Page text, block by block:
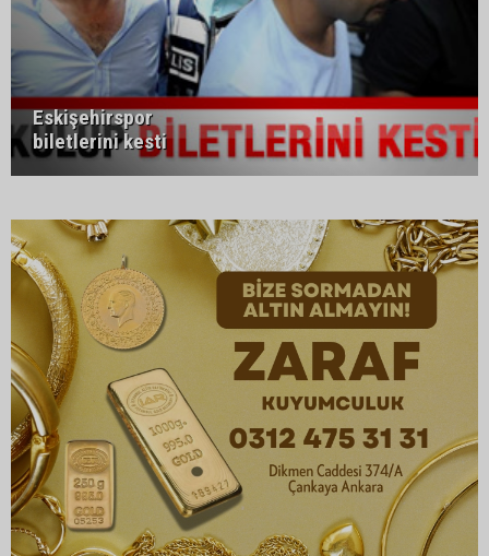
Eskişehirspor
biletlerini kesti